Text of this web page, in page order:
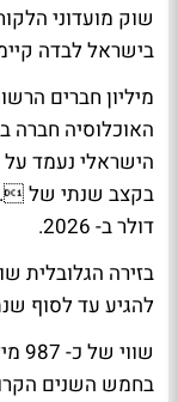
שוק מועדוני
בישראל לבדה
מיליון חברים
האוכלוסיה חברה
דולר ב- 2026.
בזירה הגלובלית
להגיע עד לסוף שנת 2022
בחמש השנים